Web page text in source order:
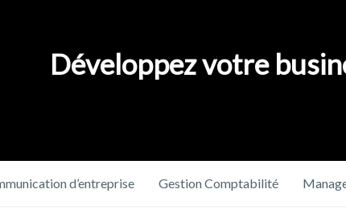
Développez votre
d’entreprise Gestion Comptabilité